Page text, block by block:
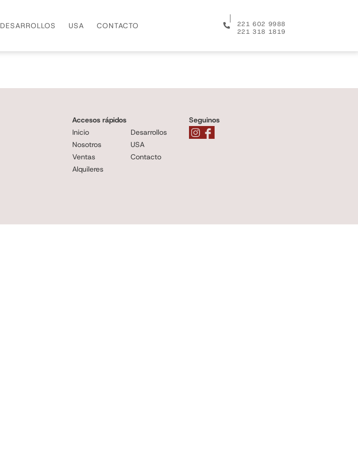
DESARROLLOS USA CONTACTO
221 602 9988
221 318 1819
Accesos rápidos
Inicio
Nosotros
Ventas
Alquileres
Desarrollos
USA
Contacto
Seguinos